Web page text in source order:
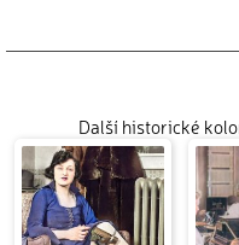
Další historické